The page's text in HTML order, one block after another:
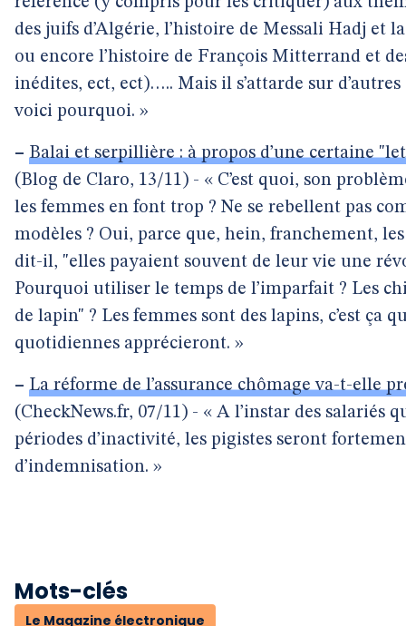
des juifs d’Algérie, l’histoire de Messali Hadj et
ou encore l’histoire de François Mitterrand et
inédites, ect, ect)….. Mais il s’attarde sur
voici pourquoi. »
– Balai et serpillière : à propos d’une certaine
(Blog de Claro, 13/11) - « C’est quoi, son
les femmes en font trop ? Ne se rebellent pas
modèles ? Oui, parce que, hein, franchement,
dit-il, "elles payaient souvent de leur vie une
Pourquoi utiliser le temps de l’imparfait ? Les
de lapin" ? Les femmes sont des lapins, c’est ça
quotidiennes apprécieront. »
– La réforme de l’assurance chômage va-t-elle
(CheckNews.fr, 07/11) - « A l’instar des salariés
périodes d’inactivité, les pigistes seront
d’indemnisation. »
Mots-clés
Le Magazine électronique